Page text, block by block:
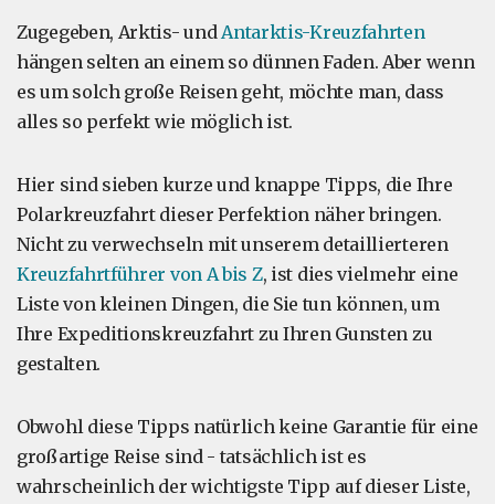
Zugegeben, Arktis- undAntarktis-Kreuzfahrten
hängen selten an einem so dünnen Faden. Aber wenn
es um solch große Reisen geht, möchte man, dass
alles so perfekt wie möglich ist.
Hier sind sieben kurze und knappe Tipps, die Ihre
Polarkreuzfahrt dieser Perfektion näher bringen.
Nicht zu verwechseln mit unserem detaillierteren
Kreuzfahrtführer von A bis Z, ist dies vielmehr eine
Liste von kleinen Dingen, die Sie tun können, um
Ihre Expeditionskreuzfahrt zu Ihren Gunsten zu
gestalten.
Obwohl diese Tipps natürlich keine Garantie für eine
großartige Reise sind - tatsächlich ist es
wahrscheinlich der wichtigste Tipp auf dieser Liste,